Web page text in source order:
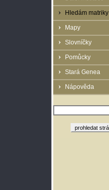
Hledám matriky
Mapy
Slovníčky
Pomůcky
Stará Genea
Nápověda